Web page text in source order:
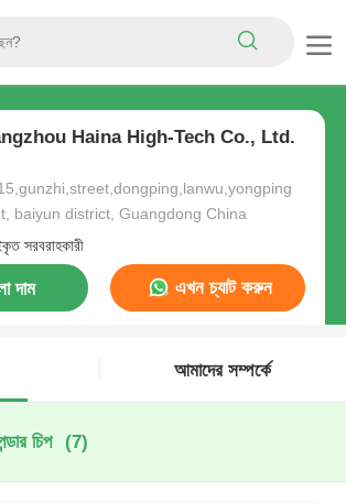
Haina High-Tech Co., Ltd.
baiyun district, Guangdong China
সরবরাহকারী
দাম এখন চ্যাট করুন
আমাদের সম্পর্কে
চিপ (7)